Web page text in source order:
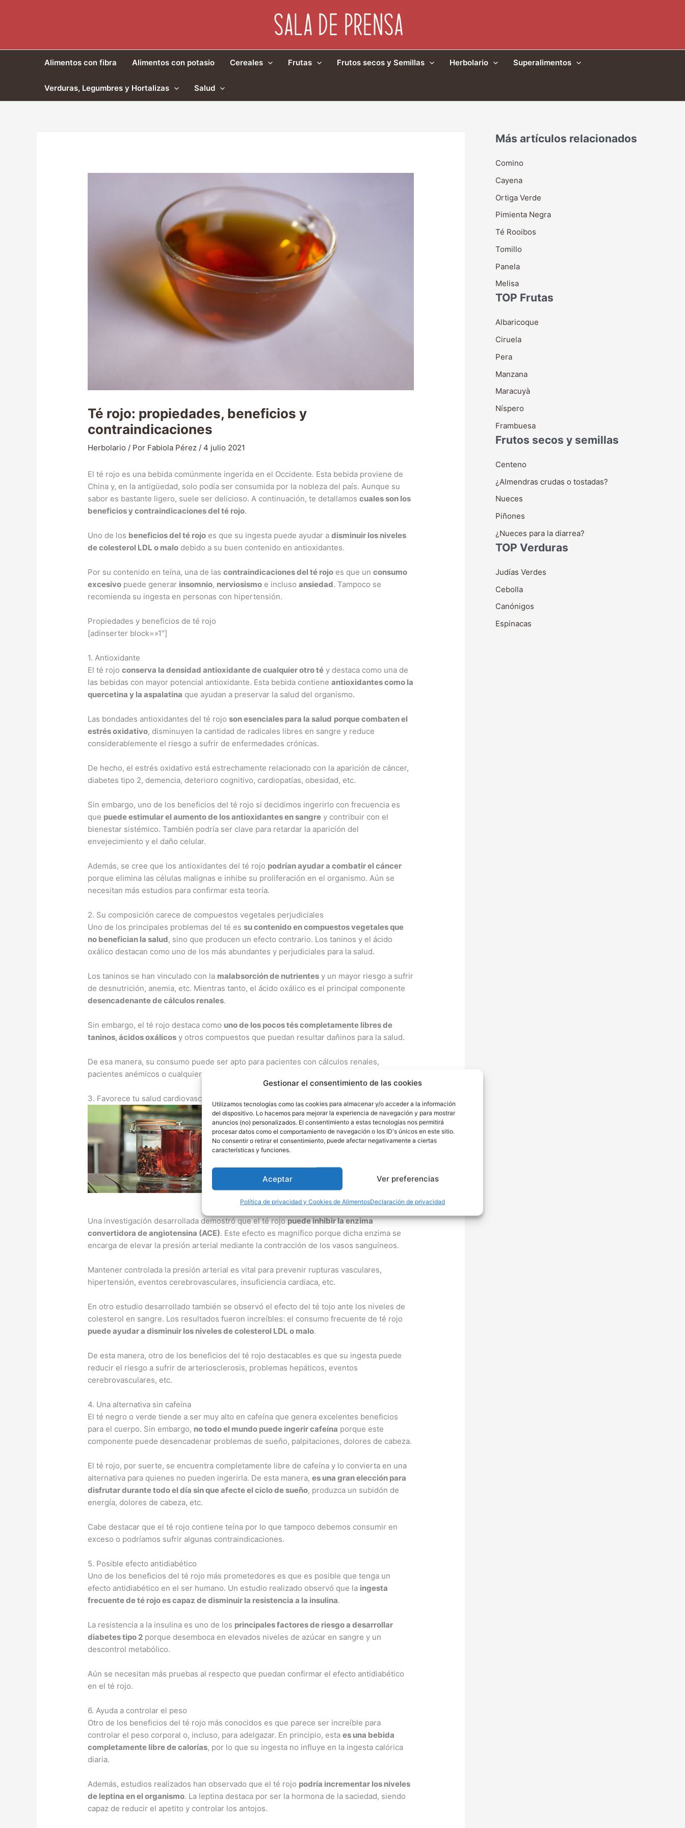
Gestionar el consentimiento de las cookies
Utilizamos tecnologías como las cookies para almacenar y/o acceder a la información
del dispositivo. Lo hacemos para mejorar la experiencia de navegación y para mostrar
anuncios (no) personalizados. El consentimiento a estas tecnologías nos permitirá
procesar datos como el comportamiento de navegación o los ID's únicos en este sitio.
No consentir o retirar el consentimiento, puede afectar negativamente a ciertas
características y funciones.
Aceptar Ver preferencias
Política de privacidad y Cookies de AlimentosDeclaración de privacidad
Alimentos con fibra Alimentos con potasio Cereales Frutas Frutos secos y Semillas Herbolario Superalimentos
Verduras, Legumbres y Hortalizas Salud
Té rojo: propiedades, beneficios y
contraindicaciones
Herbolario / Por Fabiola Pérez / 4 julio 2021
El té rojo es una bebida comúnmente ingerida en el Occidente. Esta bebida proviene de
China y, en la antigüedad, solo podía ser consumida por la nobleza del país. Aunque su
sabor es bastante ligero, suele ser delicioso. A continuación, te detallamoscuales son los
beneficios y contraindicaciones del té rojo.
Uno de los beneficios del té rojo es que su ingesta puede ayudar adisminuir los niveles
de colesterol LDL o malo debido a su buen contenido en antioxidantes.
Por su contenido en teína, una de lascontraindicaciones del té rojo es que unconsumo
excesivo puede generar insomnio, nerviosismo e inclusoansiedad. Tampoco se
recomienda su ingesta en personas con hipertensión.
Propiedades y beneficios de té rojo
[adinserter block=»1″]
1. Antioxidante
El té rojoconserva la densidad antioxidante de cualquier otro té y destaca como una de
las bebidas con mayor potencial antioxidante. Esta bebida contieneantioxidantes como la
quercetina y la aspalatina que ayudan a preservar la salud del organismo.
Las bondades antioxidantes del té rojoson esenciales para la salud porque combaten el
estrés oxidativo, disminuyen la cantidad de radicales libres en sangre y reduce
considerablemente el riesgo a sufrir de enfermedades crónicas.
De hecho, el estrés oxidativo está estrechamente relacionado con la aparición de cáncer,
diabetes tipo 2, demencia, deterioro cognitivo, cardiopatías, obesidad, etc.
Sin embargo, uno de los beneficios del té rojo si decidimos ingerirlo con frecuencia es
que puede estimular el aumento de los antioxidantes en sangre y contribuir con el
bienestar sistémico. También podría ser clave para retardar la aparición del
envejecimiento y el daño celular.
Además, se cree que los antioxidantes del té rojo podrían ayudar a combatir el cáncer
porque elimina las células malignas e inhibe su proliferación en el organismo. Aún se
necesitan más estudios para confirmar esta teoría.
2. Su composición carece de compuestos vegetales perjudiciales
Uno de los principales problemas del té essu contenido en compuestos vegetales que
no benefician la salud, sino que producen un efecto contrario. Los taninos y el ácido
oxálico destacan como uno de los más abundantes y perjudiciales para la salud.
Los taninos se han vinculado con la malabsorción de nutrientes y un mayor riesgo a sufrir
de desnutrición, anemia, etc. Mientras tanto, el ácido oxálico es el principal componente
desencadenante de cálculos renales.
Sin embargo, el té rojo destaca como uno de los pocos tés completamente libres de
taninos, ácidos oxálicos y otros compuestos que puedan resultar dañinos para la salud.
De esa manera, su consumo puede ser apto para pacientes con cálculos renales,
pacientes anémicos o cualquier tipo de persona.
3. Favorece tu salud cardiovascular
Gracias a su contenido en antioxidantes, uno de
los beneficios del té rojo es que favorece tu salud
cardiovascular significativamente. De acuerdo a
de influir positivamente sobre dos parámetros
del sistema cardiovascular: la presión
arterial y los lípidos en sangre.
Una investigación desarrollada demostró que el té rojopuede inhibir la enzima
convertidora de angiotensina (ACE). Este efecto es magnifico porque dicha enzima se
encarga de elevar la presión arterial mediante la contracción de los vasos sanguíneos.
Mantener controlada la presión arterial es vital para prevenir rupturas vasculares,
hipertensión, eventos cerebrovasculares, insuficiencia cardiaca, etc.
En otro estudio desarrollado también se observó el efecto del té tojo ante los niveles de
colesterol en sangre. Los resultados fueron increíbles: el consumo frecuente de té rojo
puede ayudar a disminuir los niveles de colesterol LDL o malo.
De esta manera, otro de los beneficios del té rojo destacables es que su ingesta puede
reducir el riesgo a sufrir de arteriosclerosis, problemas hepáticos, eventos
cerebrovasculares, etc.
4. Una alternativa sin cafeína
El té negro o verde tiende a ser muy alto en cafeína que genera excelentes beneficios
para el cuerpo. Sin embargo, no todo el mundo puede ingerir cafeína porque este
componente puede desencadenar problemas de sueño, palpitaciones, dolores de cabeza.
El té rojo, por suerte, se encuentra completamente libre de cafeína y lo convierta en una
alternativa para quienes no pueden ingerirla. De esta manera,es una gran elección para
disfrutar durante todo el día sin que afecte el ciclo de sueño, produzca un subidón de
energía, dolores de cabeza, etc.
Cabe destacar que el té rojo contiene teína por lo que tampoco debemos consumir en
exceso o podríamos sufrir algunas contraindicaciones.
5. Posible efecto antidiabético
Uno de los beneficios del té rojo más prometedores es que es posible que tenga un
efecto antidiabético en el ser humano. Un estudio realizado observó que la ingesta
frecuente de té rojo es capaz de disminuir la resistencia a la insulina.
La resistencia a la insulina es uno de los principales factores de riesgo a desarrollar
diabetes tipo 2 porque desemboca en elevados niveles de azúcar en sangre y un
descontrol metabólico.
Aún se necesitan más pruebas al respecto que puedan confirmar el efecto antidiabético
en el té rojo.
6. Ayuda a controlar el peso
Otro de los beneficios del té rojo más conocidos es que parece ser increíble para
controlar el peso corporal o, incluso, para adelgazar. En principio, estaes una bebida
completamente libre de calorías, por lo que su ingesta no influye en la ingesta calórica
diaria.
Además, estudios realizados han observado que el té rojo podría incrementar los niveles
de leptina en el organismo. La leptina destaca por ser la hormona de la saciedad, siendo
capaz de reducir el apetito y controlar los antojos.
Más artículos relacionados
Comino
Cayena
Ortiga Verde
Pimienta Negra
Té Rooibos
Tomillo
Panela
Melisa
TOP Frutas
Albaricoque
Ciruela
Pera
Manzana
Maracuyà
Níspero
Frambuesa
Frutos secos y semillas
Centeno
¿Almendras crudas o tostadas?
Nueces
Piñones
¿Nueces para la diarrea?
TOP Verduras
Judías Verdes
Cebolla
Canónigos
Espinacas